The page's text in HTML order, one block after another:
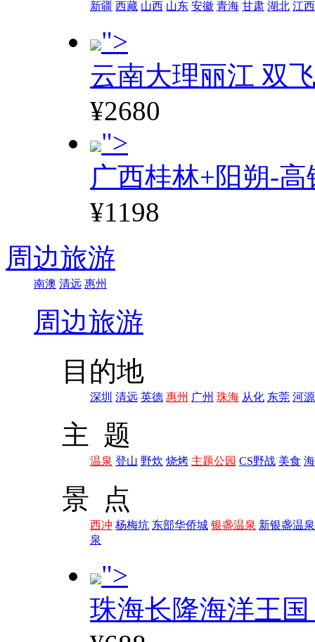
新疆 西藏 山西 山东 安徽 青海 甘肃 湖北 江西
">
云南大理丽江 双
¥2680
">
广西桂林+阳朔-高
¥1198
周边旅游
南澳 清远 惠州
周边旅游
目的地
深圳 清远 英德 惠州 广州 珠海 从化 东莞 河源
主 题
温泉 登山 野炊 烧烤 主题公园 CS野战 美食
景 点
西冲 杨梅坑 东部华侨城 银盏温泉 新银盏温泉
泉
">
珠海长隆海洋王